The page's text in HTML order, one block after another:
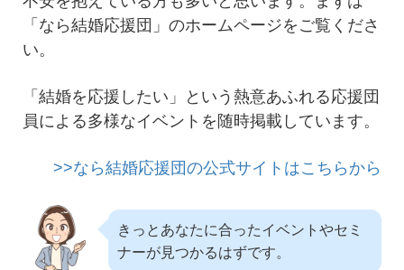
「なら結婚応援団」のホームページをご覧くださ
い。
「結婚を応援したい」という熱意あふれる応援団
員による多様なイベントを随時掲載しています。
>>なら結婚応援団の公式サイトはこちらから
きっとあなたに合ったイベントやセミ
ナーが見つかるはずです。